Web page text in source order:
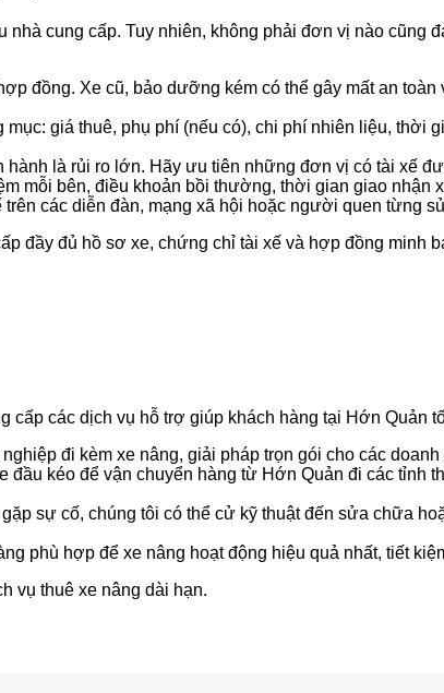
cung cấp. Tuy nhiên, không phải đơn vị nào cũng
đồng. Xe cũ, bảo dưỡng kém có thể gây mất an
mục: giá thuê, phụ phí (nếu có), chi phí nhiên liệu, thời
hành là rủi ro lớn. Hãy ưu tiên những đơn vị có tài xế
mỗi bên, điều khoản bồi thường, thời gian giao nhận
các diễn đàn, mạng xã hội hoặc người quen từng
đầy đủ hồ sơ xe, chứng chỉ tài xế và hợp đồng minh
cấp các dịch vụ hỗ trợ giúp khách hàng tại Hớn Quản
đi kèm xe nâng, giải pháp trọn gói cho các
đầu kéo để vận chuyển hàng từ Hớn Quản đi các tỉnh
sự cố, chúng tôi có thể cử kỹ thuật đến sửa chữa
phù hợp để xe nâng hoạt động hiệu quả nhất, tiết
vụ thuê xe nâng dài hạn.